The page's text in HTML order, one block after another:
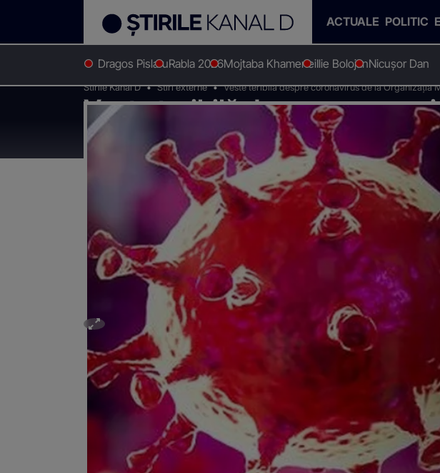
ACTUALE POLITIC
Dragos PislaruRabla 2026Mojtaba KhameneiIlie BolojanNicușor Dan
Stirile Kanal D Stiri externe Veste teribilă despre coronavirus de la Organizația
Veste teribilă despre
Mondială a Sănătății